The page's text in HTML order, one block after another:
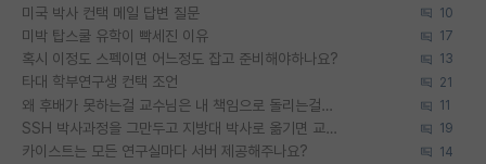
미국 박사 컨택 메일 답변 질문 10
미박 탑스쿨 유학이 빡세진 이유 17
혹시 이정도 스펙이면 어느정도 잡고 준비해야하나요? 13
타대 학부연구생 컨택 조언 21
왜 후배가 못하는걸 교수님은 내 책임으로 돌리는걸까요? 11
SSH 박사과정을 그만두고 지방대 박사로 옮기면 교수의 꿈은 끝일까요? 19
카이스트는 모든 연구실마다 서버 제공해주나요? 14